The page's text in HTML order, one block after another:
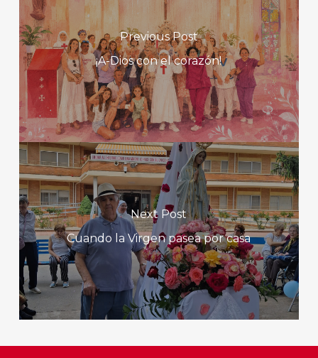
Previous Post
¡A-Dios con el corazón!
Next Post
Cuando la Virgen pasea por casa